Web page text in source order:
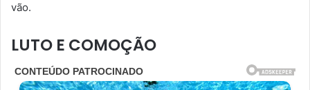
vão.
LUTO E COMOÇÃO